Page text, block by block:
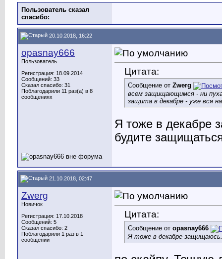
Пользователь сказал
cпасибо:
20.10.2018, 16:22
opasnay666
Пользователь
Регистрация: 18.09.2014
Сообщений: 33
Сказал спасибо: 31
Поблагодарили 11 раз(а) в 8
сообщениях
Цитата:
Сообщение от Zwerg
всем защищающимся - ни
защита в декабре - уже вся
Я тоже в декабре
будите
21.10.2018, 02:47
Zwerg
Новичок
Регистрация: 17.10.2018
Сообщений: 5
Сказал спасибо: 2
Поблагодарили 1 раз в 1
сообщении
Цитата:
Сообщение от opasnay666
Я тоже в декабре